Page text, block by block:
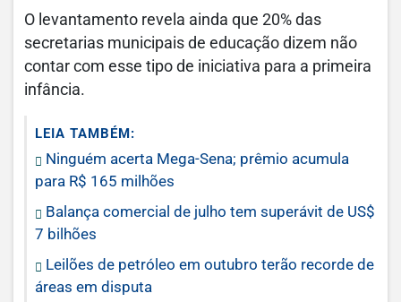
O levantamento revela ainda que 20% das
secretarias municipais de educação dizem não
contar com esse tipo de iniciativa para a primeira
infância.
LEIA TAMBÉM:
Ninguém acerta Mega-Sena; prêmio acumula
para R$ 165 milhões
Balança comercial de julho tem superávit de US$
7 bilhões
Leilões de petróleo em outubro terão recorde de
áreas em disputa